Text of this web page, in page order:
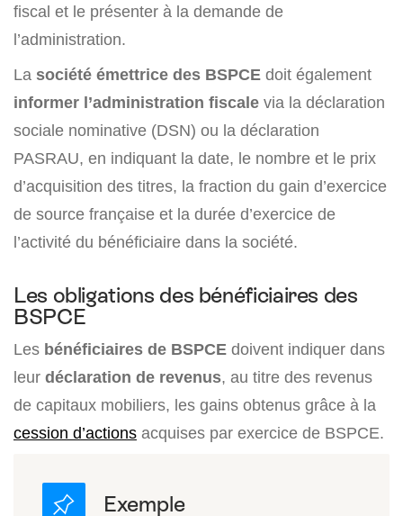
fiscal et le présenter à la demande de
l’administration.
La société émettrice des BSPCE doit également
informer l’administration fiscale via la déclaration
sociale nominative (DSN) ou la déclaration
PASRAU, en indiquant la date, le nombre et le prix
d’acquisition des titres, la fraction du gain d’exercice
de source française et la durée d’exercice de
l’activité du bénéficiaire dans la société.
Les obligations des bénéficiaires des
BSPCE
Les bénéficiaires de BSPCE doivent indiquer dans
leur déclaration de revenus, au titre des revenus
de capitaux mobiliers, les gains obtenus grâce à la
cession d’actions acquises par exercice de BSPCE.